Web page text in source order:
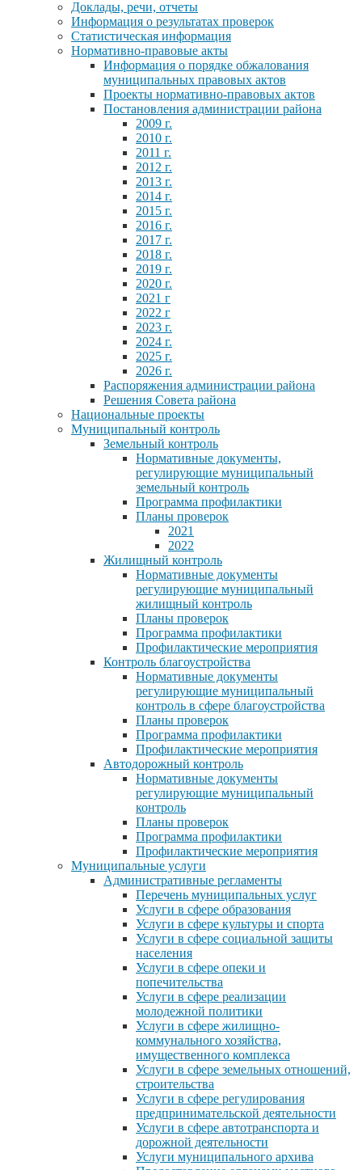
Доклады, речи, отчеты
Информация о результатах проверок
Статистическая информация
Нормативно-правовые акты
Информация о порядке обжалования
муниципальных правовых актов
Проекты нормативно-правовых актов
Постановления администрации района
2009 г.
2010 г.
2011 г.
2012 г.
2013 г.
2014 г.
2015 г.
2016 г.
2017 г.
2018 г.
2019 г.
2020 г.
2021 г
2022 г
2023 г.
2024 г.
2025 г.
2026 г.
Распоряжения администрации района
Решения Совета района
Национальные проекты
Муниципальный контроль
Земельный контроль
Нормативные документы,
регулирующие муниципальный
земельный контроль
Программа профилактики
Планы проверок
2021
2022
Жилищный контроль
Нормативные документы
регулирующие муниципальный
жилищный контроль
Планы проверок
Программа профилактики
Профилактические мероприятия
Контроль благоустройства
Нормативные документы
регулирующие муниципальный
контроль в сфере благоустройства
Планы проверок
Программа профилактики
Профилактические мероприятия
Автодорожный контроль
Нормативные документы
регулирующие муниципальный
контроль
Планы проверок
Программа профилактики
Профилактические мероприятия
Муниципальные услуги
Административные регламенты
Перечень муниципальных услуг
Услуги в сфере образования
Услуги в сфере культуры и спорта
Услуги в сфере социальной защиты
населения
Услуги в сфере опеки и
попечительства
Услуги в сфере реализации
молодежной политики
Услуги в сфере жилищно-
коммунального хозяйства,
имущественного комплекса
Услуги в сфере земельных отношений,
строительства
Услуги в сфере регулирования
предпринимательской деятельности
Услуги в сфере автотранспорта и
дорожной деятельности
Услуги муниципального архива